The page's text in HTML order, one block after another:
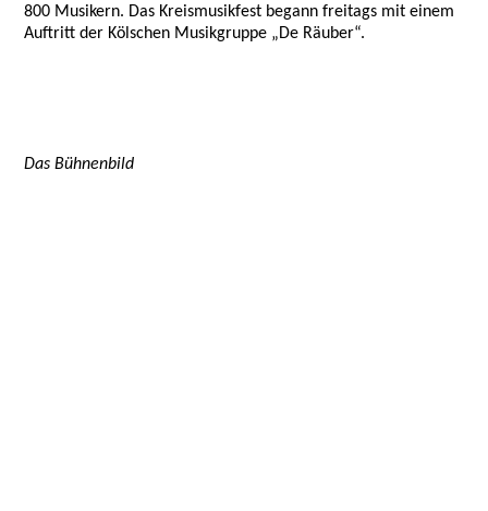
800 Musikern. Das Kreismusikfest begann freitags mit einem
Auftritt der Kölschen Musikgruppe „De Räuber“.
Das Bühnenbild